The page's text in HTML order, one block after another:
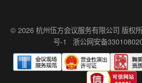
© 2026 杭州伍方会议服务有限公司 版权
号-1
浙公网安备